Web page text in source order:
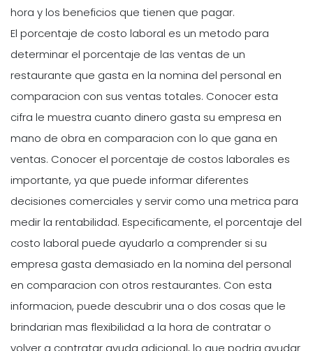
hora y los beneficios que tienen que pagar.
El porcentaje de costo laboral es un metodo para
determinar el porcentaje de las ventas de un
restaurante que gasta en la nomina del personal en
comparacion con sus ventas totales. Conocer esta
cifra le muestra cuanto dinero gasta su empresa en
mano de obra en comparacion con lo que gana en
ventas. Conocer el porcentaje de costos laborales es
importante, ya que puede informar diferentes
decisiones comerciales y servir como una metrica para
medir la rentabilidad. Especificamente, el porcentaje del
costo laboral puede ayudarlo a comprender si su
empresa gasta demasiado en la nomina del personal
en comparacion con otros restaurantes. Con esta
informacion, puede descubrir una o dos cosas que le
brindarian mas flexibilidad a la hora de contratar o
volver a contratar ayuda adicional, lo que podria ayudar